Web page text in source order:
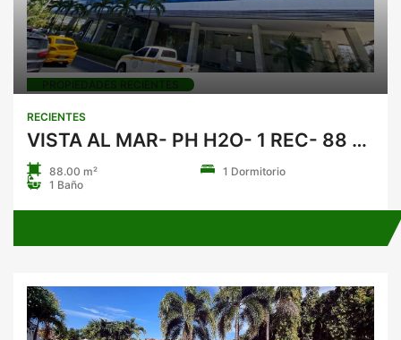
PROPIEDADES RECIENTES
RECIENTES
VISTA AL MAR- PH H2O- 1 REC- 88 MTS 2 AVE. BALBOA
88.00 m²
1 Dormitorio
1 Baño